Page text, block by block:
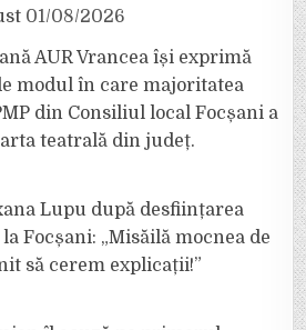
01/08/2026
AUR Vrancea își exprimă
modul în care majoritatea
din Consiliul local Focșani a
teatrală din județ.
Lupu după desființarea
Focșani: „Misăilă mocnea de
să cerem explicații!”